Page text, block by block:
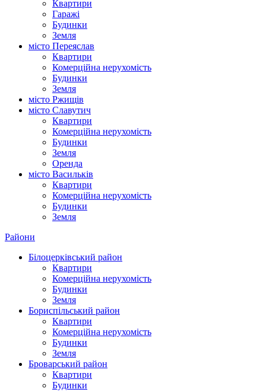
Квартири
Гаражі
Будинки
Земля
місто Переяслав
Квартири
Комерційна нерухомість
Будинки
Земля
місто Ржищів
місто Славутич
Квартири
Комерційна нерухомість
Будинки
Земля
Оренда
місто Василькiв
Квартири
Комерційна нерухомість
Будинки
Земля
Райони
Білоцерківський район
Квартири
Комерційна нерухомість
Будинки
Земля
Бориспільський район
Квартири
Комерційна нерухомість
Будинки
Земля
Броварський район
Квартири
Будинки